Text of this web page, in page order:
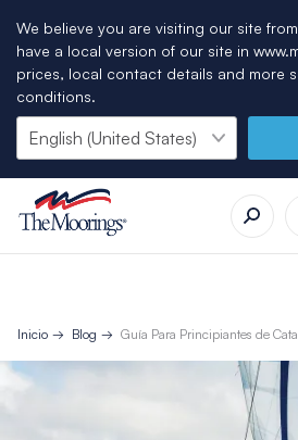
We believe you are visiting our site
have a local version of our site in
prices, local contact details and more
conditions.
Inicio Blog Guía Para Principiantes de